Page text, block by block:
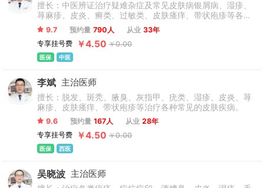
擅长：中医辨证治疗疑难杂症及常见皮肤病银屑病、湿疹、
荨麻疹、皮炎、癣类、过敏类、皮肤瘙痒、带状疱疹等各种
皮肤疾病。
9.7 预约量 790人 从业 33年
专享挂号费
￥4.50 ￥0.00
医保 中医
李斌 主治医师
擅长：脱发、斑秃、腋臭、灰指甲、疣类、湿疹、皮炎、荨
麻疹、皮肤瘙痒、带状疱疹等治疗各种常见的皮肤疾病。
9.6 预约量 167人 从业 28年
专享挂号费
￥4.50 ￥0.00
医保 西医
吴晓波 主治医师